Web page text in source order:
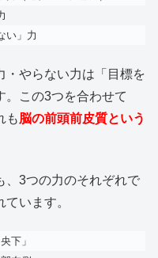
い」力
・やらない力は「目標を
。この3つを合わせて
も脳の前頭前皮質という
、3つの力のそれぞれで
います。
下」